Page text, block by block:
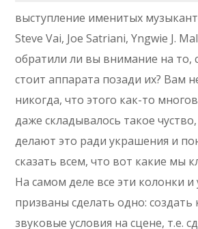
выступление именитых
Steve Vai, Joe Satriani, Yngwie J.
обратили ли вы внимание на то,
стоит аппарата позади их? Вам
никогда, что этого как-то
даже складывалось такое
делают это ради украшения и
сказать всем, что вот какие мы
На самом деле все эти колонки и
призваны сделать одно:
звуковые условия на сцене, т.е.